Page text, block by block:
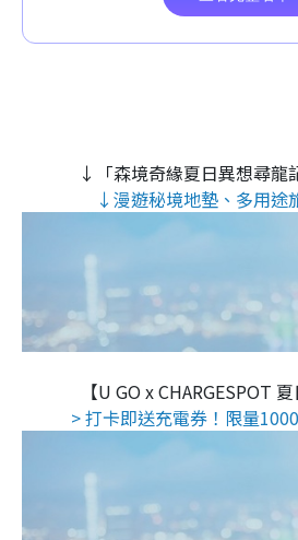
↓「森境奇緣夏日異想尋龍
↓漫遊秘境地墊、多用途
【U GO x CHARGESPOT 夏
> 打卡即送充電券！限量